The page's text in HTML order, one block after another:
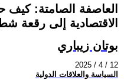
العاصفة الصامتة:
الاقتصادية إلى رقعة
بوتان زيباري
2025 / 4 / 12
السياسة والعلاقات الدولية